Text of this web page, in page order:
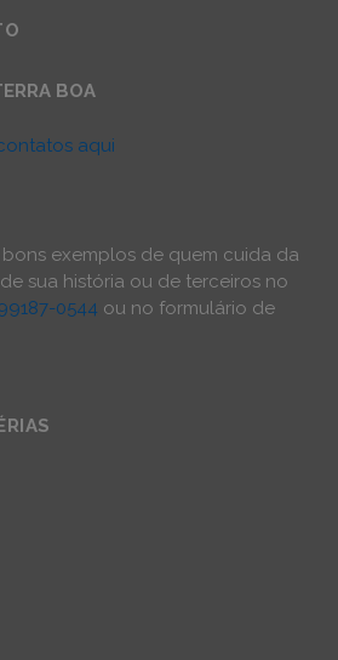
BOA
aqui
exemplos de quem cuida da
sua história ou de terceiros no
0544 ou no formulário de